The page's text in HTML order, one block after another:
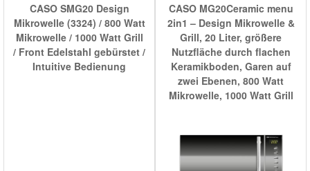
CASO SMG20 Design
Mikrowelle (3324) / 800 Watt
Mikrowelle / 1000 Watt Grill
/ Front Edelstahl gebürstet /
Intuitive Bedienung
CASO MG20Ceramic menu
2in1 – Design Mikrowelle &
Grill, 20 Liter, größere
Nutzfläche durch flachen
Keramikboden, Garen auf
zwei Ebenen, 800 Watt
Mikrowelle, 1000 Watt Grill